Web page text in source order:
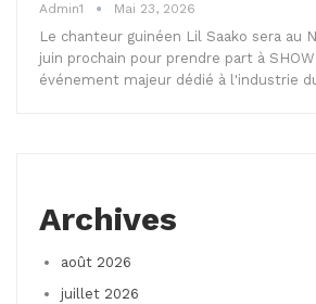
Admin1 Mai 23, 2026
Le chanteur guinéen Lil Saako sera au
juin prochain pour prendre part à
événement majeur dédié à l'industrie
Archives
août 2026
juillet 2026